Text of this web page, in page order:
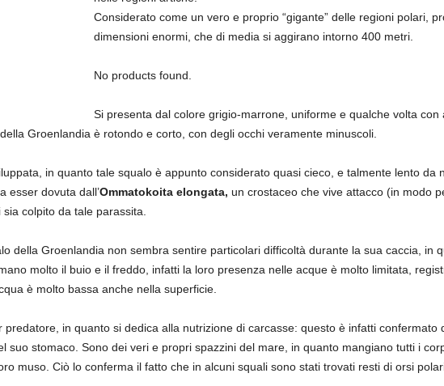
Considerato come un vero e proprio “gigante” delle regioni polari,
dimensioni enormi, che di media si aggirano intorno 400 metri.
No products found.
Si presenta dal colore grigio-marrone, uniforme e qualche volta con
Groenlandia è rotondo e corto, con degli occhi veramente minuscoli.
in quanto tale squalo è appunto considerato quasi cieco, e talmente lento da
esser dovuta dall’Ommatokoita elongata, un crostaceo che vive attacco (in modo
colpito da tale parassita.
della Groenlandia non sembra sentire particolari difficoltà durante la sua caccia, in
molto il buio e il freddo, infatti la loro presenza nelle acque è molto limitata,
è molto bassa anche nella superficie.
in quanto si dedica alla nutrizione di carcasse: questo è infatti confermato
suo stomaco. Sono dei veri e propri spazzini del mare, in quanto mangiano tutti i
muso. Ciò lo conferma il fatto che in alcuni squali sono stati trovati resti di orsi